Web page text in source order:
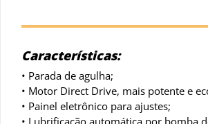
Características:
• Parada de agulha;
• Motor Direct Drive, mais potente e
• Painel eletrônico para ajustes;